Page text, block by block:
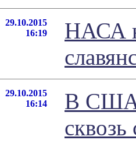
29.10.2015
16:19
НАСА
29.10.2015
16:14
В США